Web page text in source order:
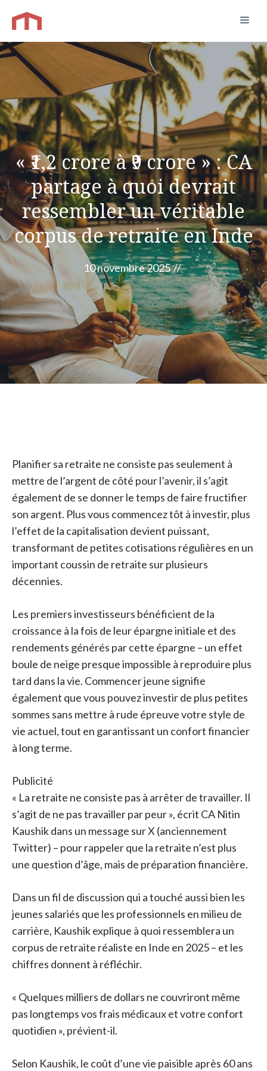
contenu
« ₹1,2 crore à ₹9 crore » : CA
partage à quoi devrait
ressembler un véritable
corpus de retraite en Inde
10 novembre 2025 //
Planifier sa retraite ne consiste pas seulement à
mettre de l’argent de côté pour l’avenir, il s’agit
également de se donner le temps de faire fructifier
son argent. Plus vous commencez tôt à investir, plus
l’effet de la capitalisation devient puissant,
transformant de petites cotisations régulières en un
important coussin de retraite sur plusieurs
décennies.
Les premiers investisseurs bénéficient de la
croissance à la fois de leur épargne initiale et des
rendements générés par cette épargne – un effet
boule de neige presque impossible à reproduire plus
tard dans la vie. Commencer jeune signifie
également que vous pouvez investir de plus petites
sommes sans mettre à rude épreuve votre style de
vie actuel, tout en garantissant un confort financier
à long terme.
Publicité
« La retraite ne consiste pas à arrêter de travailler. Il
s’agit de ne pas travailler par peur », écrit CA Nitin
Kaushik dans un message sur X (anciennement
Twitter) – pour rappeler que la retraite n’est plus
une question d’âge, mais de préparation financière.
Dans un fil de discussion qui a touché aussi bien les
jeunes salariés que les professionnels en milieu de
carrière, Kaushik explique à quoi ressemblera un
corpus de retraite réaliste en Inde en 2025 – et les
chiffres donnent à réfléchir.
« Quelques milliers de dollars ne couvriront même
pas longtemps vos frais médicaux et votre confort
quotidien », prévient-il.
Selon Kaushik, le coût d’une vie paisible après 60 ans